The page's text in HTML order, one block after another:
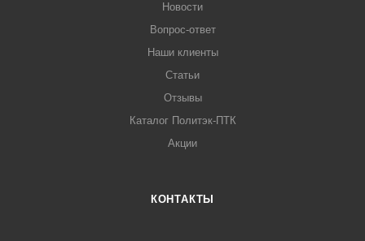
Новости
Вопрос-ответ
Наши клиенты
Статьи
Отзывы
Каталог Политэк-ПТК
Акции
КОНТАКТЫ